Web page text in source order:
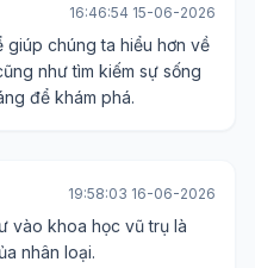
16:46:54 15-06-2026
giúp chúng ta hiểu hơn về
như tìm kiếm sự sống
để khám phá.
19:58:03 16-06-2026
vào khoa học vũ trụ là
nhân loại.